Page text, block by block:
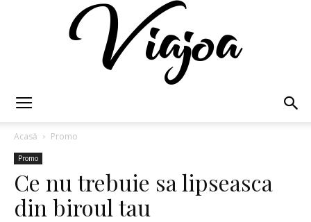
Acasă Promo
Promo
Ce nu trebuie sa lipseasca
din biroul tau